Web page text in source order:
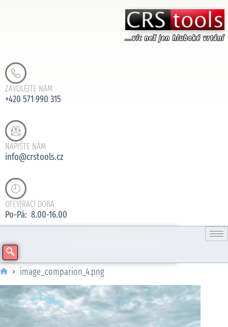
ZAVOLEJTE NÁM
+420 571 990 315
NAPIŠTE NÁM
info@crstools.cz
OTEVÍRACÍ DOBA
Po-Pá: 8.00-16.00
image_comparion_4.png